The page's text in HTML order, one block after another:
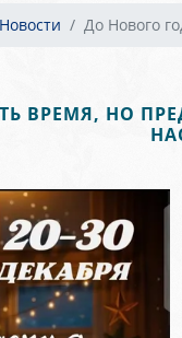
Новости До Нового
ВРЕМЯ, НО